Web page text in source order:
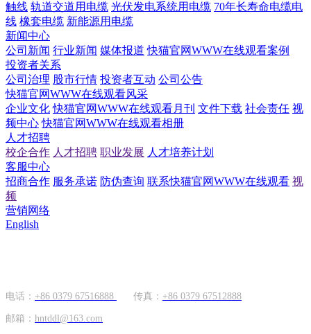
触线 轨道交道用电缆 光伏发电系统用电缆 70年长寿命电缆电
线 橡套电缆 新能源用电缆
新闻中心
公司新闻 行业新闻 媒体报道 快猫官网WWW在线观看案例
投资者关系
公司治理 股市行情 投资者互动 公司公告
快猫官网WWW在线观看风采
企业文化 快猫官网WWW在线观看月刊 文件下载 社会责任 视
频中心 快猫官网WWW在线观看相册
人才招聘
校企合作 人才招聘 职业发展 人才培养计划
客服中心
招商合作 服务承诺 防伪查询 联系快猫官网WWW在线观看 视
频
营销网络
English
电话： +86 0379 67516888 传真： +86 0379 67512888
邮箱： hntddl@163.com